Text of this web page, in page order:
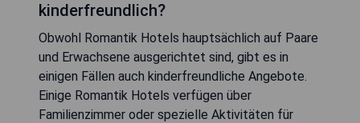
kinderfreundlich?
Obwohl Romantik Hotels hauptsächlich auf Paare
und Erwachsene ausgerichtet sind, gibt es in
einigen Fällen auch kinderfreundliche Angebote.
Einige Romantik Hotels verfügen über
Familienzimmer oder spezielle Aktivitäten für